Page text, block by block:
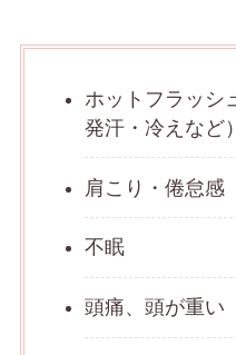
ホットフラッシ
発汗・冷えなど）
肩こり・倦怠感
不眠
頭痛、頭が重い